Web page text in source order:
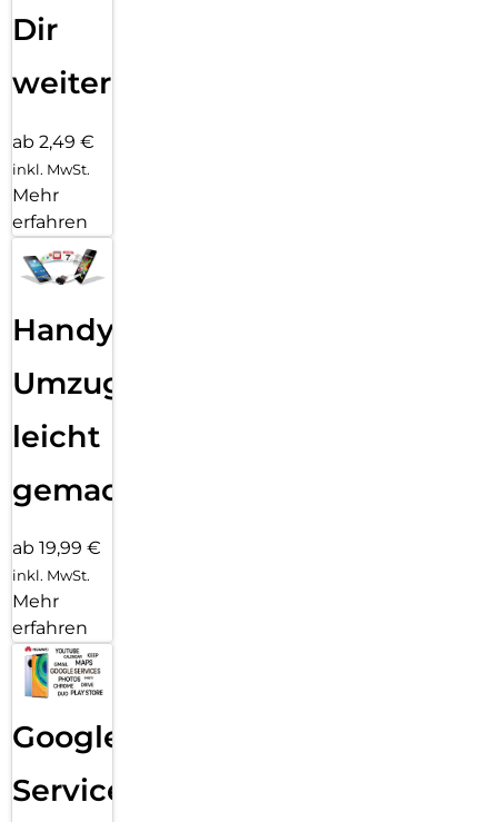
Dir
weiter
ab 2,49 €
inkl. MwSt.
Mehr
erfahren
Handy
Umzug
leicht
gemacht!
ab 19,99 €
inkl. MwSt.
Mehr
erfahren
Google
Services